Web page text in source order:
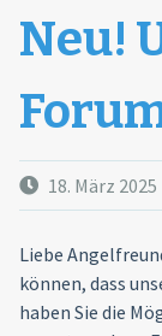
Neu!
18. März 2025
Liebe
können, dass
haben Sie die